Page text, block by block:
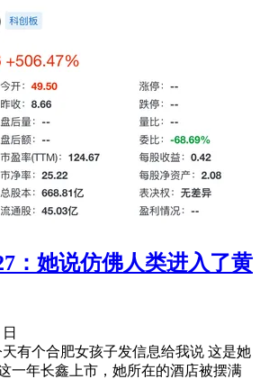
：她说仿佛人类进入了黄
有个合肥女孩子发信息给我说 这是她
一年长鑫上市，她所在的酒店被摆满